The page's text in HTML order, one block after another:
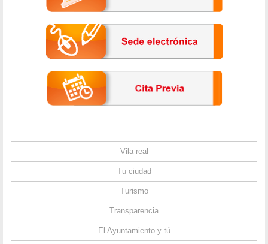
Vila-real
Tu ciudad
Turismo
Transparencia
El Ayuntamiento y tú